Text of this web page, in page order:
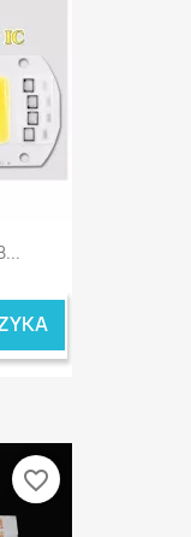
favorite_border